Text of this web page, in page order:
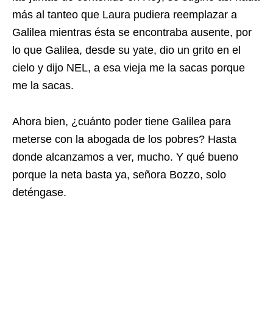
más al tanteo que Laura pudiera reemplazar a
Galilea mientras ésta se encontraba ausente, por
lo que Galilea, desde su yate, dio un grito en el
cielo y dijo NEL, a esa vieja me la sacas porque
me la sacas.
Ahora bien, ¿cuánto poder tiene Galilea para
meterse con la abogada de los pobres? Hasta
donde alcanzamos a ver, mucho. Y qué bueno
porque la neta basta ya, señora Bozzo, solo
deténgase.